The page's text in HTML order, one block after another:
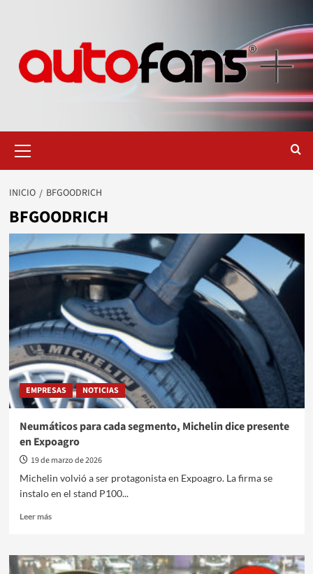
primario
INICIO BFGOODRICH
BFGOODRICH
EMPRESAS NOTICIAS
Neumáticos para cada segmento, Michelin dice presente
en Expoagro
19 de marzo de 2026
Michelin volvió a ser protagonista en Expoagro. La firma se
instalo en el stand P100...
Leer másLeer
Neumáticos
para